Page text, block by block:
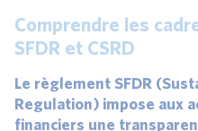
Comprendre les
SFDR et CSRD
Le règlement SFDR
Regulation) impose aux
financiers une